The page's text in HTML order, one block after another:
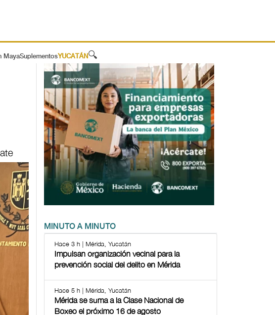
MayaSuplementosYUCATÁN 🔍
MINUTO A MINUTO
Hace 3 h | Mérida, Yucatán
Impulsan organización vecinal para la
prevención social del delito en Mérida
Hace 5 h | Mérida, Yucatán
Mérida se suma a la Clase Nacional de
Boxeo el próximo 16 de agosto